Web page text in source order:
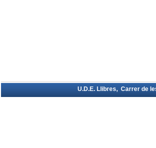
U.D.E. Llibres, Carrer de